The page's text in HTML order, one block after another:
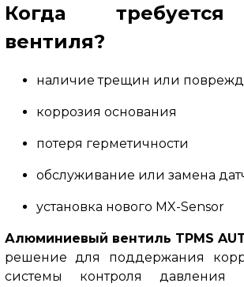
Когда
вентиля?
наличие трещин или
коррозия основания
потеря герметичности
обслуживание или замена
установка нового MX-Sensor
Алюминиевый вентиль TPMS
решение для поддержания
системы контроля давления